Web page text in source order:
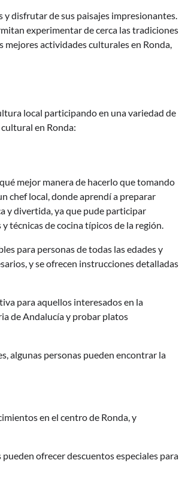
disfrutar de sus paisajes impresionantes.
experimentar de cerca las tradiciones
mejores actividades culturales en Ronda,
local participando en una variedad de
en Ronda:
mejor manera de hacerlo que tomando
chef local, donde aprendí a preparar
y divertida, ya que pude participar
técnicas de cocina típicos de la región.
para personas de todas las edades y
y se ofrecen instrucciones detalladas
para aquellos interesados en la
de Andalucía y probar platos
algunas personas pueden encontrar la
en el centro de Ronda, y
ofrecer descuentos especiales para